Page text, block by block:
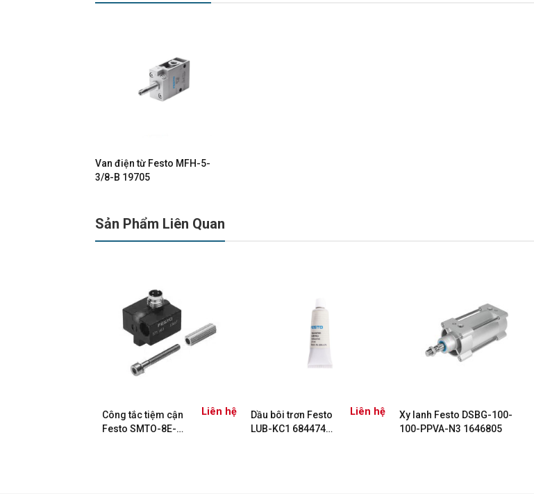
Van điện từ Festo MFH-5-
3/8-B 19705
Sản Phẩm Liên Quan
Công tắc tiệm cận
Festo SMTO-8E-
Liên hệ
Dầu bôi trơn Festo
LUB-KC1 684474
Liên hệ
Xy lanh Festo DSBG-100-
100-PPVA-N3 1646805